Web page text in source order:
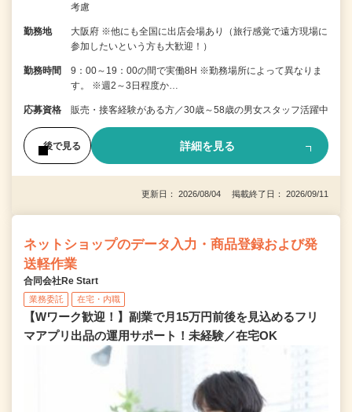
考慮
勤務地
大阪府 ※他にも全国に出店会場あり（旅行感覚で遠方現場に
参加したいという方も大歓迎！）
勤務時間
9：00～19：00の間で実働8H ※勤務場所によって異なりま
す。 ※週2～3日程度か…
応募資格 販売・接客経験がある方／30歳～58歳の男女スタッフ活躍中
後で見る 詳細を見る
更新日： 2026/08/04 掲載終了日： 2026/09/11
ネットショップのデータ入力・商品登録および発
送軽作業
合同会社Re Start
業務委託 在宅・内職
【Wワーク歓迎！】副業で月15万円前後を見込めるフリ
マアプリ出品の運用サポート！未経験／在宅OK